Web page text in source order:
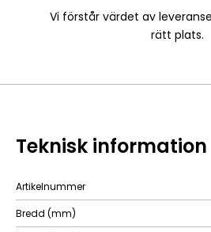
Vi förstår värdet av
rätt plats.
Teknisk information
Artikelnummer
Bredd (mm)